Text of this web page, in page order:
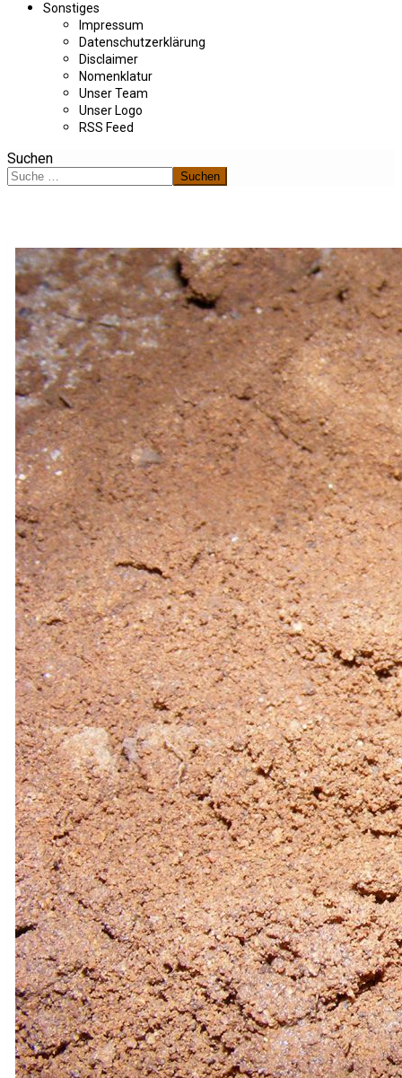
Sonstiges
Impressum
Datenschutzerklärung
Disclaimer
Nomenklatur
Unser Team
Unser Logo
RSS Feed
Suchen
Suchen